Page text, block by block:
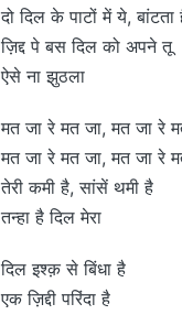
दो दिल के पाटों में ये, बांटता
ज़िद्द पे बस दिल को अपने तू
ऐसे ना झुठला
मत जा रे मत जा, मत जा रे
मत जा रे मत जा, मत जा रे
तेरी कमी है, सांसें थमी है
तन्हा है दिल मेरा
दिल इश्क़ से बिंधा है
एक ज़िद्दी परिंदा है